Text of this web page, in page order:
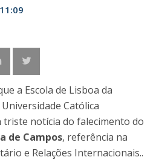
a Escola de Lisboa da
Católica
triste notícia do falecimento do
de Campos, referência na
e Relações Internacionais..